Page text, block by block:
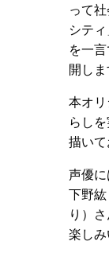
って
シテ
を一
開しま
本オ
らし
描い
声優
下野
り）
楽しみ